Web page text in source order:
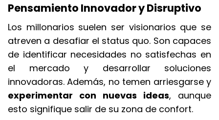
Pensamiento Innovador y Disruptivo
Los millonarios suelen ser visionarios que se
atreven a desafiar el status quo. Son capaces
de identificar necesidades no satisfechas en
el mercado y desarrollar soluciones
innovadoras. Además, no temen arriesgarse y
experimentar con nuevas ideas, aunque
esto signifique salir de su zona de confort.